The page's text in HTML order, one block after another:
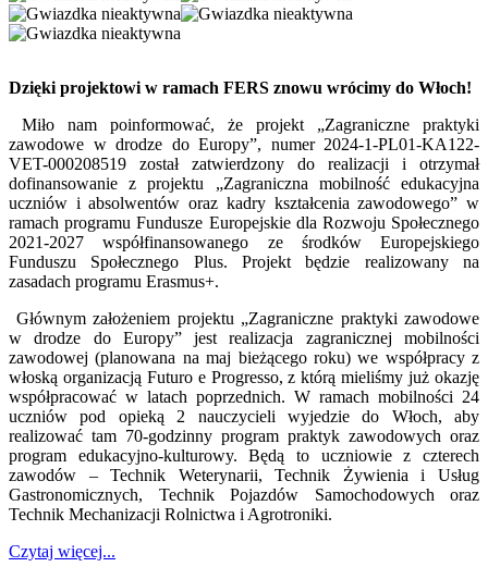
Dzięki projektowi w ramach FERS znowu wrócimy do Włoch!
Miło nam poinformować, że projekt „Zagraniczne praktyki
zawodowe w drodze do Europy”, numer 2024-1-PL01-KA122-
VET-000208519 został zatwierdzony do realizacji i otrzymał
dofinansowanie z projektu „Zagraniczna mobilność edukacyjna
uczniów i absolwentów oraz kadry kształcenia zawodowego” w
ramach programu Fundusze Europejskie dla Rozwoju Społecznego
2021-2027 współfinansowanego ze środków Europejskiego
Funduszu Społecznego Plus. Projekt będzie realizowany na
zasadach programu Erasmus+.
Głównym założeniem projektu „Zagraniczne praktyki zawodowe
w drodze do Europy” jest realizacja zagranicznej mobilności
zawodowej (planowana na maj bieżącego roku) we współpracy z
włoską organizacją Futuro e Progresso, z którą mieliśmy już okazję
współpracować w latach poprzednich. W ramach mobilności 24
uczniów pod opieką 2 nauczycieli wyjedzie do Włoch, aby
realizować tam 70-godzinny program praktyk zawodowych oraz
program edukacyjno-kulturowy. Będą to uczniowie z czterech
zawodów – Technik Weterynarii, Technik Żywienia i Usług
Gastronomicznych, Technik Pojazdów Samochodowych oraz
Technik Mechanizacji Rolnictwa i Agrotroniki.
Czytaj więcej...